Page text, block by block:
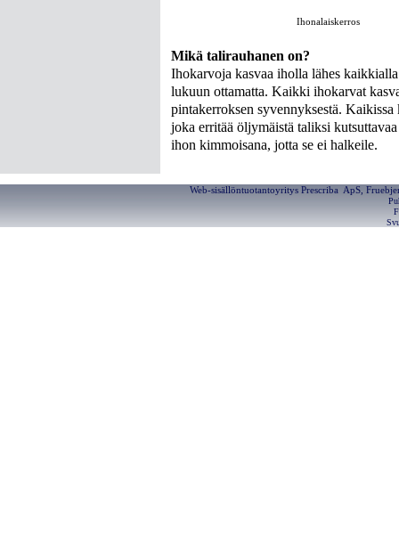
Ihonalaiskerros
Mikä talirauhanen on?
Ihokarvoja kasvaa iholla lähes
lukuun ottamatta. Kaikki ihokarvat
pintakerroksen syvennyksestä.
joka erritää öljymäistä taliksi
ihon kimmoisana, jotta se ei halkeile.
Web-sisällöntuotantoyritys Prescriba ApS,